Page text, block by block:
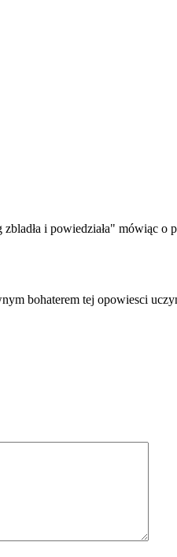
i powiedziała" mówiąc o
bohaterem tej opowiesci